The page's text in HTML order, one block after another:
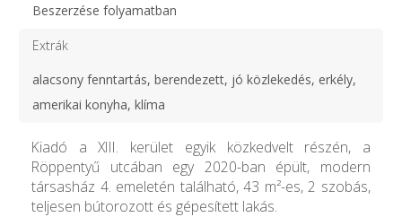
Beszerzése folyamatban
Extrák
alacsony fenntartás, berendezett, jó közlekedés, erkély,
amerikai konyha, klíma
Kiadó a XIII. kerület egyik közkedvelt részén, a
Röppentyű utcában egy 2020-ban épült, modern
társasház 4. emeletén található, 43 m²-es, 2 szobás,
teljesen bútorozott és gépesített lakás.